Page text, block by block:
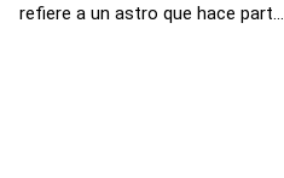
refiere a un astro que hace part...